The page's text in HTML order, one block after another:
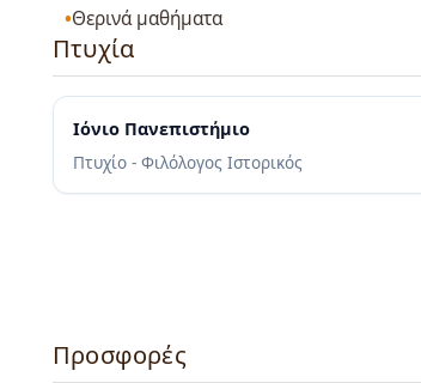
Θερινά μαθήματα
Πτυχία
Ιόνιο Πανεπιστήμιο
Πτυχίο - Φιλόλογος Ιστορικός
Προσφορές